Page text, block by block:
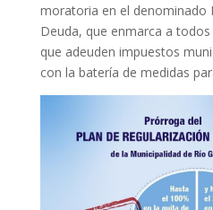
moratoria en el denominado
Deuda, que enmarca a
que adeuden impuestos
con la batería de medidas